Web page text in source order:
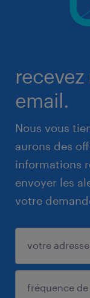
recevez
email.
Nous vous
aurons des
informations
envoyer les
votre